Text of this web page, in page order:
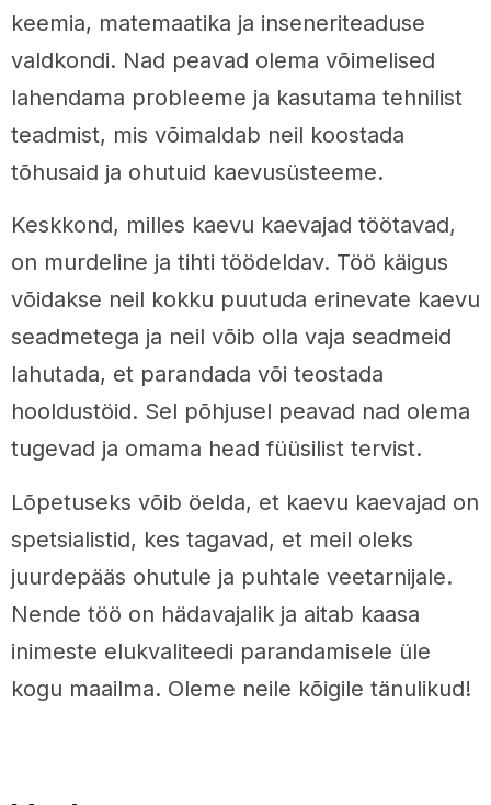
keemia, matemaatika ja inseneriteaduse
valdkondi. Nad peavad olema võimelised
lahendama probleeme ja kasutama tehnilist
teadmist, mis võimaldab neil koostada
tõhusaid ja ohutuid kaevusüsteeme.
Keskkond, milles kaevu kaevajad töötavad,
on murdeline ja tihti töödeldav. Töö käigus
võidakse neil kokku puutuda erinevate kaevu
seadmetega ja neil võib olla vaja seadmeid
lahutada, et parandada või teostada
hooldustöid. Sel põhjusel peavad nad olema
tugevad ja omama head füüsilist tervist.
Lõpetuseks võib öelda, et kaevu kaevajad on
spetsialistid, kes tagavad, et meil oleks
juurdepääs ohutule ja puhtale veetarnijale.
Nende töö on hädavajalik ja aitab kaasa
inimeste elukvaliteedi parandamisele üle
kogu maailma. Oleme neile kõigile tänulikud!